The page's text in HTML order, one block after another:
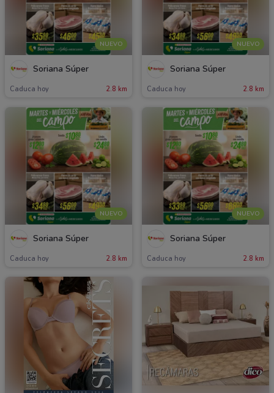
NUEVO
Soriana Súper
Caduca hoy 2.8 km
NUEVO
Soriana Súper
Caduca hoy 2.8 km
NUEVO
Soriana Súper
Caduca hoy 2.8 km
NUEVO
Soriana Súper
Caduca hoy 2.8 km